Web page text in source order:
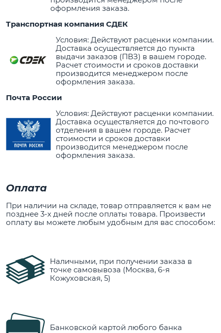
оформления заказа.
Транспортная компания СДЕК
Условия: Действуют расценки компании.
Доставка осуществляется до пункта
выдачи заказов (ПВЗ) в вашем городе.
Расчет стоимости и сроков доставки
производится менеджером после
оформления заказа.
Почта России
Условия: Действуют расценки компании.
Доставка осуществляется до почтового
отделения в вашем городе. Расчет
стоимости и сроков доставки
производится менеджером после
оформления заказа.
Оплата
При наличии на складе, товар отправляется к вам не
позднее 3-х дней после оплаты товара. Произвести
оплату вы можете любым удобным для вас способом:
Наличными, при получении заказа в
точке самовывоза (Москва, 6-я
Кожуховская, 5)
Банковской картой любого банка